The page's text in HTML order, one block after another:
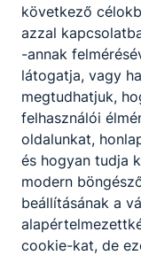
„Akár meg is
akkor született
amikor
bizonyítványt. A
milyen kivételes
„jó költő”-ként
hangon
posztumusz
kisgyermekkora
különös
szenvedéseiből
teremtett."
2022. máj. 1.
következő
azzal
-annak
látogatja, vagy
megtudhatjuk,
felhasználói
oldalunkat,
és hogyan tudja
modern
beállításának a
cookie-kat, de